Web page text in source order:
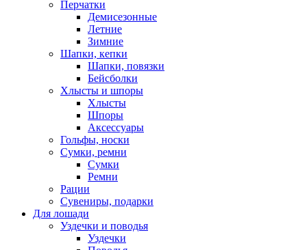
Перчатки
Демисезонные
Летние
Зимние
Шапки, кепки
Шапки, повязки
Бейсболки
Хлысты и шпоры
Хлысты
Шпоры
Аксессуары
Гольфы, носки
Сумки, ремни
Сумки
Ремни
Рации
Сувениры, подарки
Для лошади
Уздечки и поводья
Уздечки